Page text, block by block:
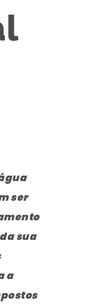
ser
sua
a